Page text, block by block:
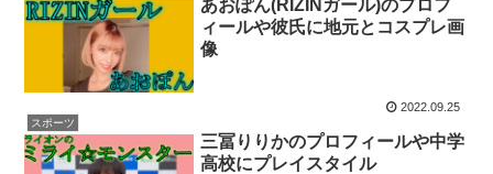
あおぽん(RIZINガール)のプロフ
ィールや彼氏に地元とコスプレ画
像
2022.09.25
スポーツ
三冨りりかのプロフィールや中学
高校にプレイスタイル